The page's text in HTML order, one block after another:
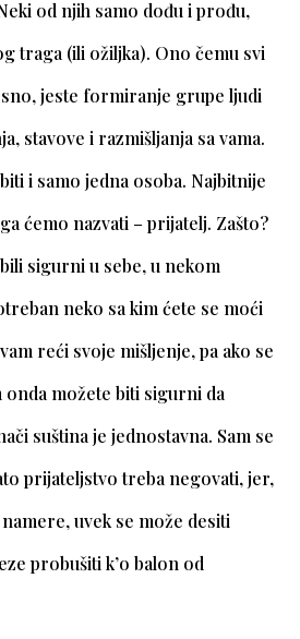
od njih samo dođu i prođu,
traga (ili ožiljka). Ono čemu svi
jeste formiranje grupe ljudi
stavove i razmišljanja sa vama.
i samo jedna osoba. Najbitnije
ćemo nazvati – prijatelj. Zašto?
sigurni u sebe, u nekom
neko sa kim ćete se moći
reći svoje mišljenje, pa ako se
onda možete biti sigurni da
suština je jednostavna. Sam se
prijateljstvo treba negovati, jer,
uvek se može desiti
probušiti k’o balon od